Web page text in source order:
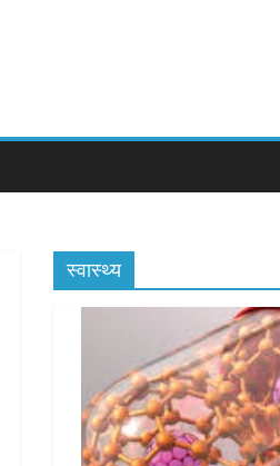
स्वास्थ्य